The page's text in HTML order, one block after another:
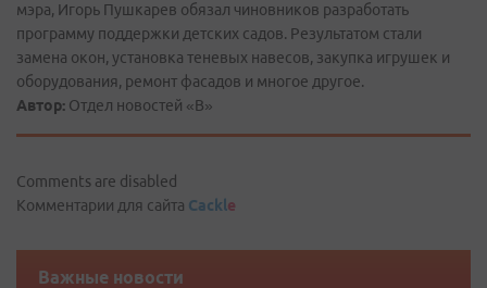
мэра, Игорь Пушкарев обязал чиновников разработать
программу поддержки детских садов. Результатом стали
замена окон, установка теневых навесов, закупка игрушек и
оборудования, ремонт фасадов и многое другое.
Автор: Отдел новостей «В»
Comments are disabled
Комментарии для сайта Cackle
Важные новости